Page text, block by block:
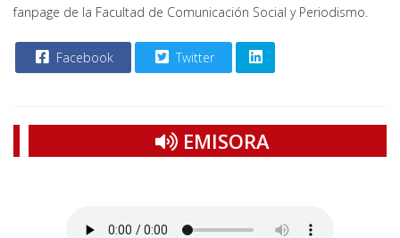
fanpage de la Facultad de Comunicación Social y Periodismo.
Facebook Twitter
EMISORA